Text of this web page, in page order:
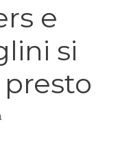
e
si